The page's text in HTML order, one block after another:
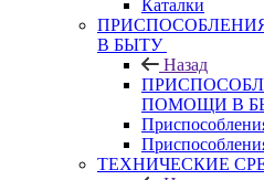
Каталки
В БЫТУ
Назад
ПОМОЩИ В
ТЕХНИЧЕСКИЕ